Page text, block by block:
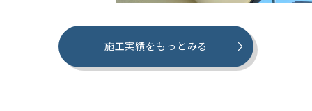
施工実績をもっとみる